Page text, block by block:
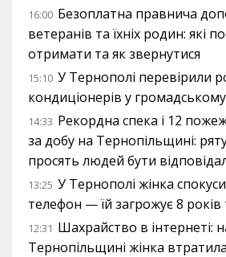
16:00 Безоплатна правнича
ветеранів та їхніх родин: які
отримати та як звернутися
15:10 У Тернополі перевірили
кондиціонерів у
14:33 Рекордна спека і 12
за добу на Тернопільщині:
просять людей бути
13:25 У Тернополі жінка
телефон — їй загрожує 8
12:31 Шахрайство в інтернеті:
Тернопільщині жінка